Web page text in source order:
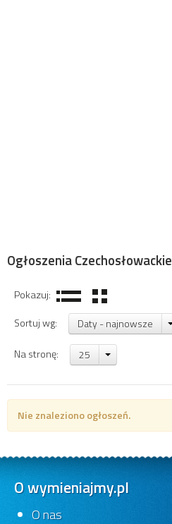
Ogłoszenia Czechosłowackie
Pokazuj:
Sortuj wg:
Daty - najnowsze
Na stronę: 25
Nie znaleziono ogłoszeń.
O wymieniajmy.pl
O nas